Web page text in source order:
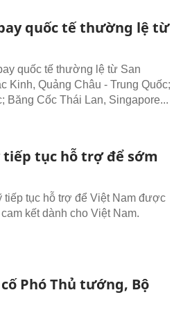
quốc tế thường lệ từ
quốc tế thường lệ từ San
Kinh, Quảng Châu - Trung Quốc;
Băng Cốc Thái Lan, Singapore...
tục hỗ trợ để sớm
tiếp tục hỗ trợ để Việt Nam được
kết dành cho Việt Nam.
Phó Thủ tướng, Bộ